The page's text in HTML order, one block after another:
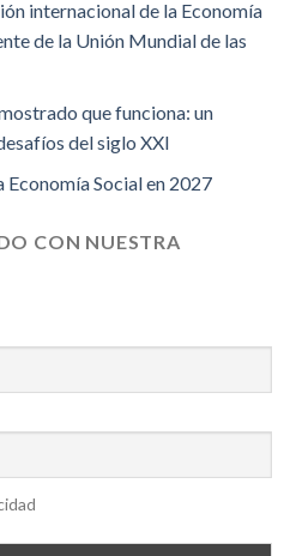
internacional de la Economía
de la Unión Mundial de las
que funciona: un
del siglo XXI
Economía Social en 2027
CON NUESTRA